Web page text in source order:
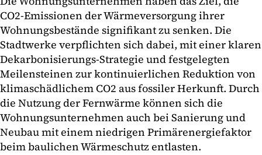
CO2-Emissionen der Wärmeversorgung ihrer
Wohnungsbestände signifikant zu senken. Die
Stadtwerke verpflichten sich dabei, mit einer klaren
Dekarbonisierungs-Strategie und festgelegten
Meilensteinen zur kontinuierlichen Reduktion von
klimaschädlichem CO2 aus fossiler Herkunft. Durch
die Nutzung der Fernwärme können sich die
Wohnungsunternehmen auch bei Sanierung und
Neubau mit einem niedrigen Primärenergiefaktor
beim baulichen Wärmeschutz entlasten.